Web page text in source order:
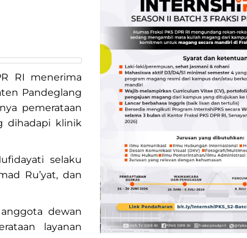
RI menerima
Pandeglang
pemerataan
dihadapi klinik
selaku
Ru’yat, dan
dewan
layanan